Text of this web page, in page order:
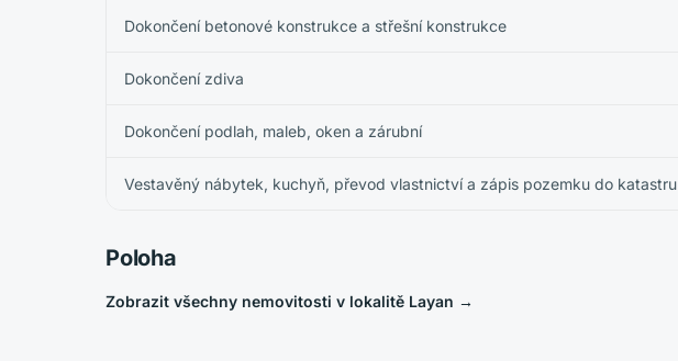
Dokončení betonové konstrukce a střešní konstrukce
Dokončení zdiva
Dokončení podlah, maleb, oken a zárubní
Vestavěný nábytek, kuchyň, převod vlastnictví a zápis pozemku do katastru
Poloha
Zobrazit všechny nemovitosti v lokalitě Layan →